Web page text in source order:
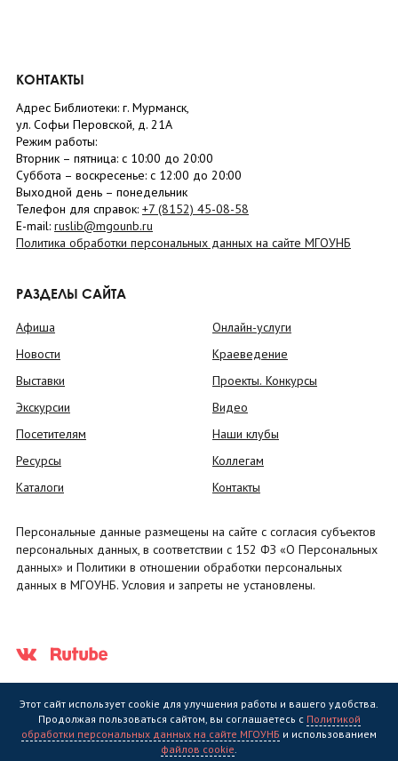
КОНТАКТЫ
Адрес Библиотеки: г. Мурманск,
ул. Софьи Перовской, д. 21А
Режим работы:
Вторник – пятница: с 10:00 до 20:00
Суббота – воскресенье: c 12:00 до 20:00
Выходной день – понедельник
Телефон для справок: +7 (8152) 45-08-58
E-mail: ruslib@mgounb.ru
Политика обработки персональных данных на сайте МГОУНБ
РАЗДЕЛЫ САЙТА
Афиша
Новости
Выставки
Экскурсии
Посетителям
Ресурсы
Каталоги
Онлайн-услуги
Краеведение
Проекты. Конкурсы
Видео
Наши клубы
Коллегам
Контакты
Персональные данные размещены на сайте с согласия субъектов
персональных данных, в соответствии с 152 ФЗ «О Персональных
данных» и Политики в отношении обработки персональных
данных в МГОУНБ. Условия и запреты не установлены.
Государственное областное бюджетное учреждение культуры
Этот сайт использует cookie для улучшения работы и вашего удобства.
Продолжая пользоваться сайтом, вы соглашаетесь с Политикой
обработки персональных данных на сайте МГОУНБ и использованием
файлов cookie.